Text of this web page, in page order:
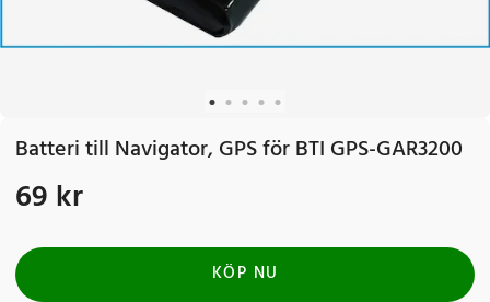
Batteri till Navigator, GPS för BTI GPS-GAR3200
Pris: 69 kr
69 kr
KÖP NU